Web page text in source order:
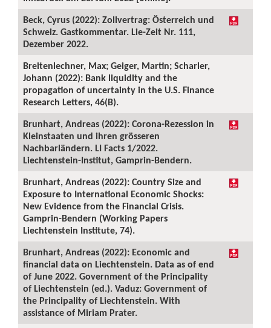
Beck, Cyrus (2022): Zollvertrag: Österreich und
Schweiz. Gastkommentar. Lie-Zeit Nr. 111,
Dezember 2022.
Breitenlechner, Max; Geiger, Martin; Scharler,
Johann (2022): Bank liquidity and the
propagation of uncertainty in the U.S. Finance
Research Letters, 46(B).
Brunhart, Andreas (2022): Corona-Rezession in
Kleinstaaten und ihren grösseren
Nachbarländern. LI Facts 1/2022.
Liechtenstein-Institut, Gamprin-Bendern.
Brunhart, Andreas (2022): Country Size and
Exposure to International Economic Shocks:
New Evidence from the Financial Crisis.
Gamprin-Bendern (Working Papers
Liechtenstein Institute, 74).
Brunhart, Andreas (2022): Economic and
financial data on Liechtenstein. Data as of end
of June 2022. Government of the Principality
of Liechtenstein (ed.). Vaduz: Government of
the Principality of Liechtenstein. With
assistance of Miriam Prater.